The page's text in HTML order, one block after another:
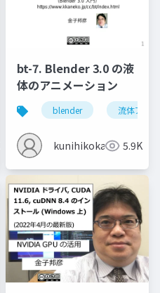
bt-7. Blender 3.0 の液
体のアニメーション
blender 流体アニ
kunihikokaneko5.9K